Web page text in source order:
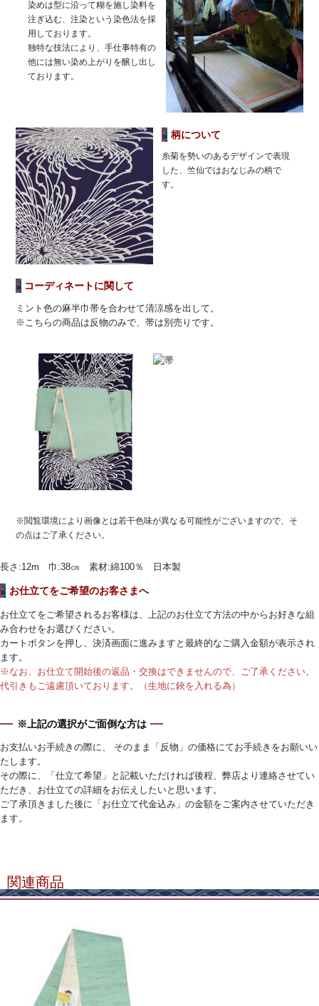
染めは型に沿って糊を施し染料を
注ぎ込む、注染という染色法を採
用しております。
独特な技法により、手仕事特有の
他には無い染め上がりを醸し出し
ております。
柄について
糸菊を勢いのあるデザインで表現
した、竺仙ではおなじみの柄で
す。
コーディネートに関して
ミント色の麻半巾帯を合わせて清涼感を出して。
※こちらの商品は反物のみで、帯は別売りです。
※閲覧環境により画像とは若干色味が異なる可能性がございますので、そ
の点はご了承ください。
長さ:12m 巾:38㎝ 素材:綿100％ 日本製
お仕立てをご希望のお客さまへ
お仕立てをご希望されるお客様は、上記のお仕立て方法の中からお好きな組
み合わせをお選びください。
カートボタンを押し、決済画面に進みますと最終的なご購入金額が表示され
ます。
※なお、お仕立て開始後の返品・交換はできませんので、ご了承ください。
代引きもご遠慮頂いております。（生地に鋏を入れる為）
※上記の選択がご面倒な方は
お支払いお手続きの際に、 そのまま「反物」の価格にてお手続きをお願いい
たします。
その際に、「仕立て希望」と記載いただければ後程、弊店より連絡させてい
ただき、お仕立ての詳細をお伝えしたいと思います。
ご了承頂きました後に「お仕立て代金込み」の金額をご案内させていただき
ます。
関連商品